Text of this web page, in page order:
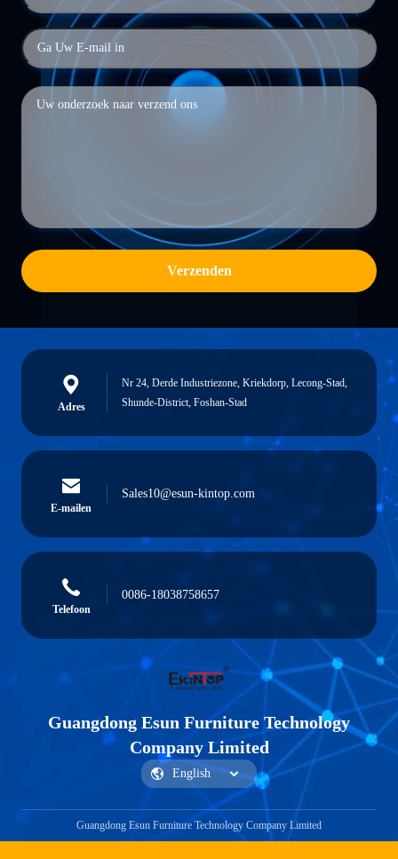
Verzenden
Adres
Nr 24, Derde Industriezone, Kriekdorp, Lecong-Stad,
Shunde-District, Foshan-Stad
E-mailen
Sales10@esun-kintop.com
Telefoon
0086-18038758657
Guangdong Esun Furniture Technology
Company Limited
Guangdong Esun Furniture Technology Company Limited